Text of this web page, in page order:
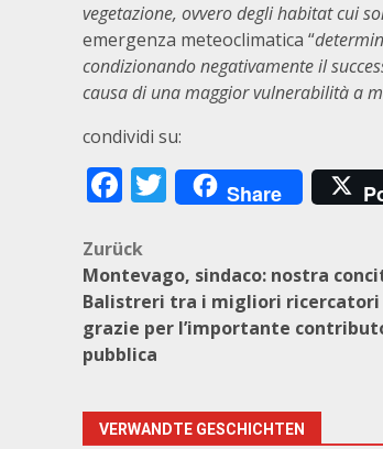
vegetazione, ovvero degli habitat cui
emergenza meteoclimatica “
condizionando negativamente il
causa di una maggior vulnerabilità a
condividi su:
Facebook
Twitter
Share
Beitragsnavigation
Zurück
Montevago, sindaco: nostra
Balistreri tra i migliori ricercatori
grazie per l’importante
pubblica
VERWANDTE GESCHICHTEN